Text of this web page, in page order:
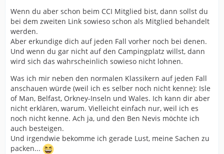
Wenn du aber schon beim CCI Mitglied bist, dann sollst du
bei dem zweiten Link sowieso schon als Mitglied behandelt
werden.
Aber erkundige dich auf jeden Fall vorher noch bei denen.
Und wenn du gar nicht auf den Campingplatz willst, dann
wird sich das wahrscheinlich sowieso nicht lohnen.
Was ich mir neben den normalen Klassikern auf jeden Fall
anschauen würde (weil ich es selber noch nicht kenne): Isle
of Man, Belfast, Orkney-Inseln und Wales. Ich kann dir aber
nicht erklären, warum. Vielleicht einfach nur, weil ich es
noch nicht kenne. Ach ja, und den Ben Nevis möchte ich
auch besteigen.
Und irgendwie bekomme ich gerade Lust, meine Sachen zu
packen...